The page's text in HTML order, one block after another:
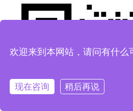
欢迎来到本网站，请问有什么
现在咨询 稍后再说